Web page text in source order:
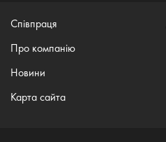
Співпраця
Про компанію
Новини
Карта сайта